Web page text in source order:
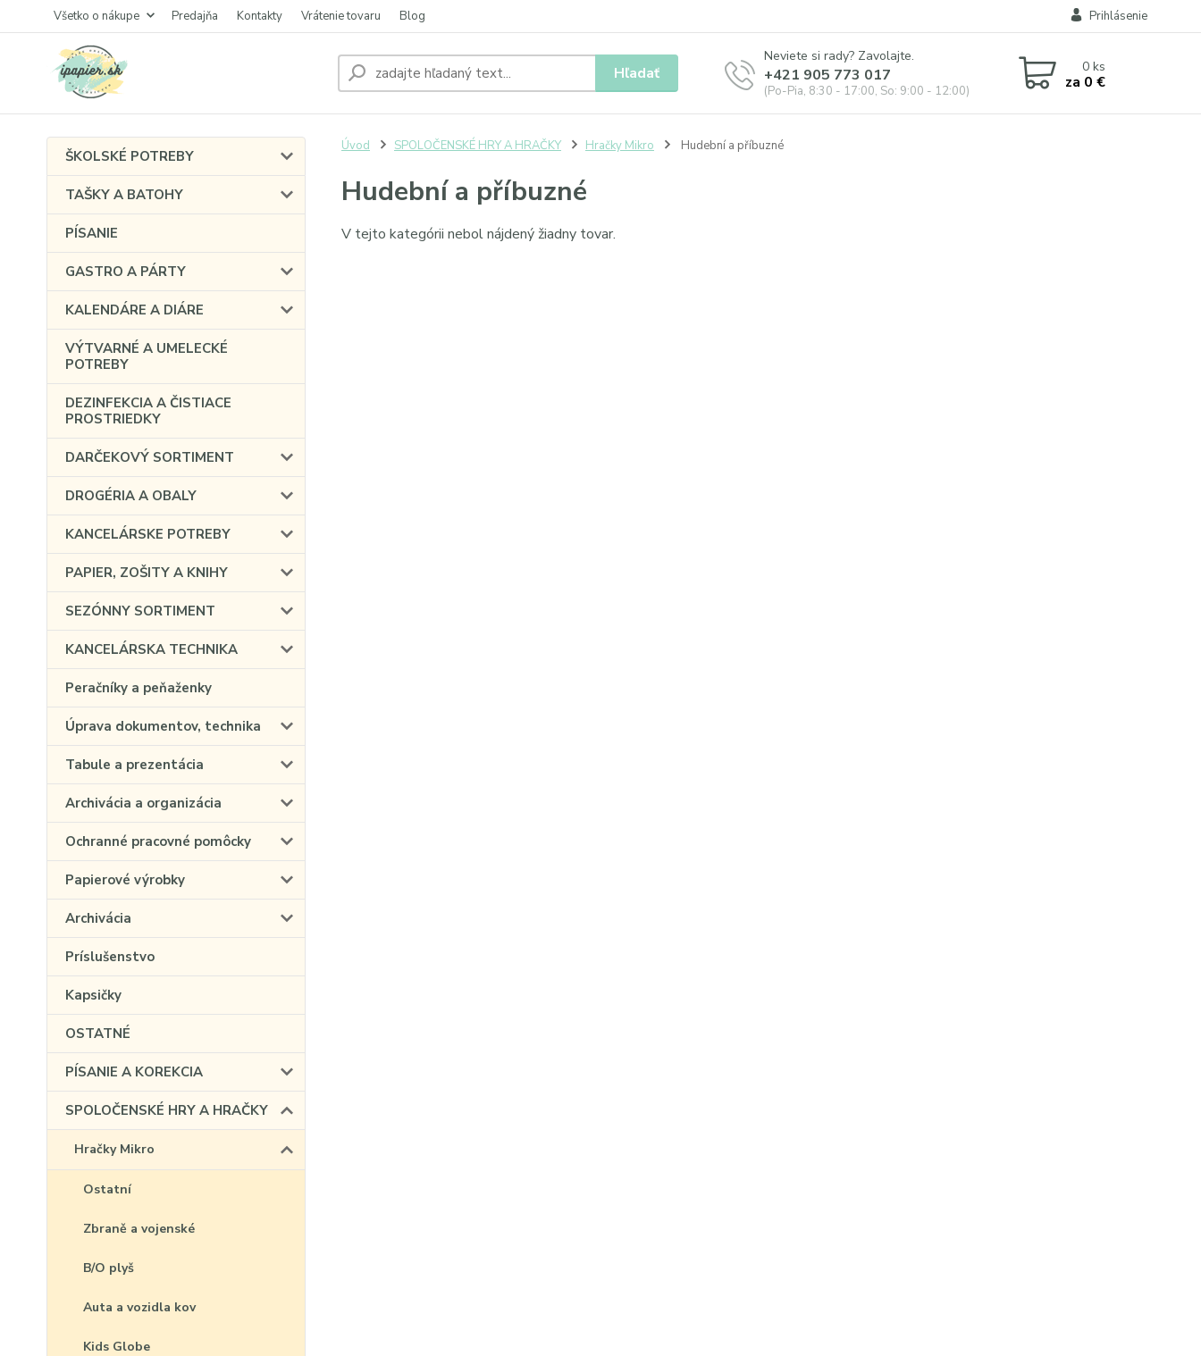
Všetko o nákupe Predajňa Kontakty Vrátenie tovaru Blog Prihlásenie
Hľadať
Neviete si rady? Zavolajte.
+421 905 773 017
(Po-Pia, 8:30 - 17:00, So: 9:00 - 12:00)
0ks
za 0 €
ŠKOLSKÉ POTREBY
TAŠKY A BATOHY
PÍSANIE
GASTRO A PÁRTY
KALENDÁRE A DIÁRE
VÝTVARNÉ A UMELECKÉ
POTREBY
DEZINFEKCIA A ČISTIACE
PROSTRIEDKY
DARČEKOVÝ SORTIMENT
DROGÉRIA A OBALY
KANCELÁRSKE POTREBY
PAPIER, ZOŠITY A KNIHY
SEZÓNNY SORTIMENT
KANCELÁRSKA TECHNIKA
Peračníky a peňaženky
Úprava dokumentov, technika
Tabule a prezentácia
Archivácia a organizácia
Ochranné pracovné pomôcky
Papierové výrobky
Archivácia
Príslušenstvo
Kapsičky
OSTATNÉ
PÍSANIE A KOREKCIA
SPOLOČENSKÉ HRY A HRAČKY
Hračky Mikro
Ostatní
Zbraně a vojenské
B/O plyš
Auta a vozidla kov
Kids Globe
Úvod SPOLOČENSKÉ HRY A HRAČKY Hračky Mikro Hudební a příbuzné
Hudební a příbuzné
V tejto kategórii nebol nájdený žiadny tovar.